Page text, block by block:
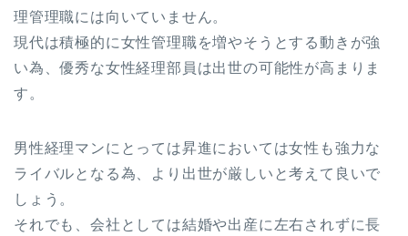
理管理職には向いていません。
現代は積極的に女性管理職を増やそうとする動きが強
い為、優秀な女性経理部員は出世の可能性が高まりま
す。
男性経理マンにとっては昇進においては女性も強力な
ライバルとなる為、より出世が厳しいと考えて良いで
しょう。
それでも、会社としては結婚や出産に左右されずに長